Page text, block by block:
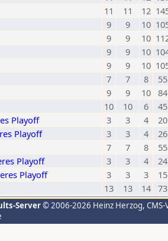
11 11 12
9 9 10
9 9 10
9 9 10
9 9 10
7 7 8
55
9 9 10 84
10 10 6
45
Playoff
3 3 4
20
Playoff
3 3 4
26
7 7 8
55
Playoff
3 3 4
24
Playoff
3 3 3
15
13 13 14 73
Server© 2006-2026 Heinz Herzog,